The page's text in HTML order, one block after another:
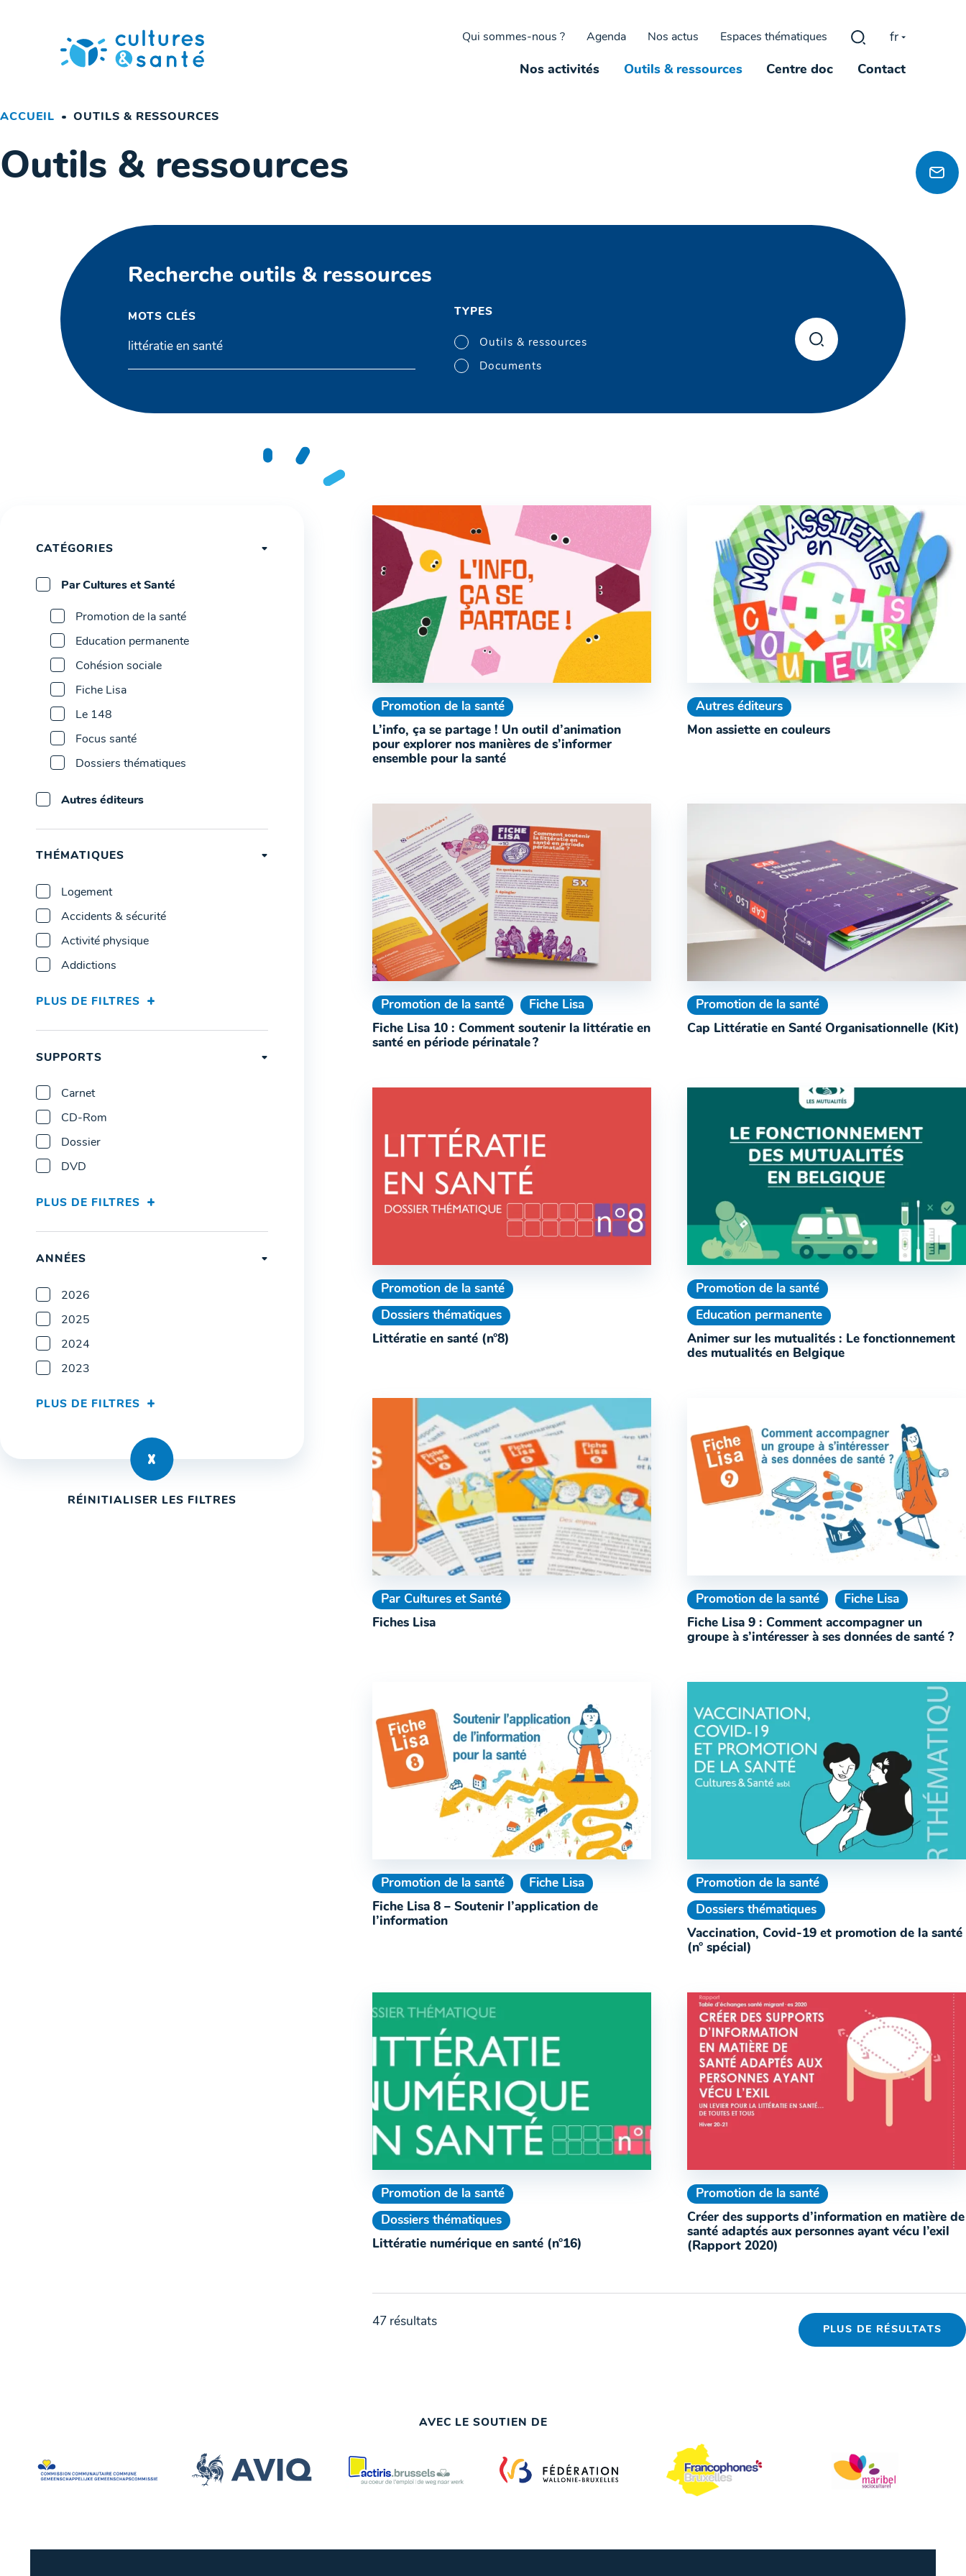
Qui sommes-nous ? Agenda Nos actus Espaces thématiques Rechercher :
fr
Nos activités Outils & ressources Centre doc Contact
ACCUEIL OUTILS & RESSOURCES
Outils & ressources
Recherche outils & ressources
MOTS CLÉS TYPES
Outils & ressources
Documents
CATÉGORIES
Par Cultures et Santé
Promotion de la santé
Education permanente
Cohésion sociale
Fiche Lisa
Le 148
Focus santé
Dossiers thématiques
Autres éditeurs
THÉMATIQUES
Logement
Accidents & sécurité
Activité physique
Addictions
PLUS DE FILTRES
SUPPORTS
Carnet
CD-Rom
Dossier
DVD
PLUS DE FILTRES
ANNÉES
2026
2025
2024
2023
PLUS DE FILTRES
RÉINITIALISER LES FILTRES
Promotion de la santé
L’info, ça se partage ! Un outil d’animation
pour explorer nos manières de s’informer
ensemble pour la santé
Autres éditeurs
Mon assiette en couleurs
Promotion de la santé
Fiche Lisa
Fiche Lisa 10 : Comment soutenir la littératie en
santé en période périnatale ?
Promotion de la santé
Cap Littératie en Santé Organisationnelle (Kit)
Promotion de la santé
Dossiers thématiques
Littératie en santé (n°8)
Promotion de la santé
Education permanente
Animer sur les mutualités : Le fonctionnement
des mutualités en Belgique
Par Cultures et Santé
Fiches Lisa
Promotion de la santé
Fiche Lisa
Fiche Lisa 9 : Comment accompagner un
groupe à s’intéresser à ses données de santé ?
Promotion de la santé
Fiche Lisa
Fiche Lisa 8 – Soutenir l’application de
l’information
Promotion de la santé
Dossiers thématiques
Vaccination, Covid-19 et promotion de la santé
(n° spécial)
Promotion de la santé
Dossiers thématiques
Littératie numérique en santé (n°16)
Promotion de la santé
Créer des supports d’information en matière de
santé adaptés aux personnes ayant vécu l’exil
(Rapport 2020)
47 résultats
PLUS DE RÉSULTATS
AVEC LE SOUTIEN DE